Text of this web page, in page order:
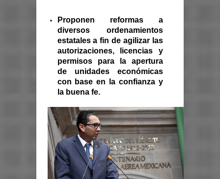
Proponen reformas a
diversos ordenamientos
estatales a fin de agilizar las
autorizaciones, licencias y
permisos para la apertura
de unidades económicas
con base en la confianza y
la buena fe.